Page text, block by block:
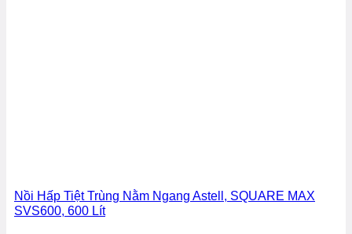
Nồi Hấp Tiệt Trùng Nằm Ngang Astell, SQUARE MAX
SVS600, 600 Lít